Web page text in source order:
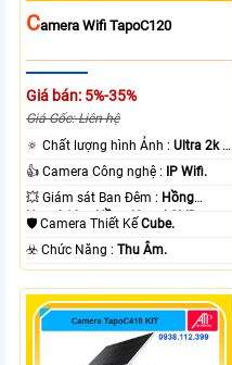
CAmera Wifi TapoC120
Giá bán: 5%-35%
Giá Gốc: Liên hệ
🔅 Chất lượng hình Ảnh :Ultra 2k +
.
👍 Camera Công nghệ :
IP Wifi.
💥 Giám sát Ban Đêm : Hồng
Ngoại 10m Hồng Ngoại SMD.
🛡 Camera Thiết KếCube.
️☣️ Chức Năng :Thu Âm.